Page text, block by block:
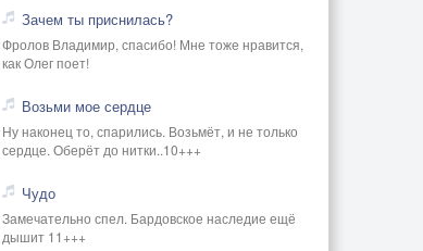
Зачем ты приснилась?
Фролов Владимир, спасибо! Мне тоже нравится,
как Олег поет!
Возьми мое сердце
Ну наконец то, спарились. Возьмёт, и не только
сердце. Оберёт до нитки..10+++
Чудо
Замечательно спел. Бардовское наследие ещё
дышит 11+++